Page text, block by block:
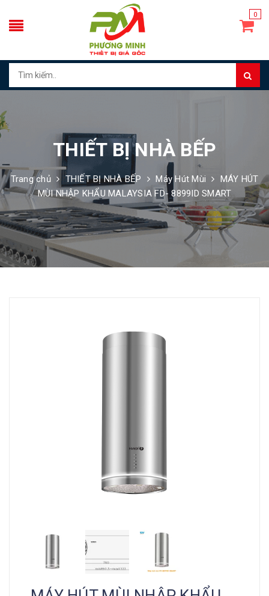
0
THIẾT BỊ NHÀ BẾP
Trang chủ THIẾT BỊ NHÀ BẾP Máy Hút Mùi
MÁY HÚT
MÙI NHẬP KHẨU MALAYSIA FD- 8899ID SMART